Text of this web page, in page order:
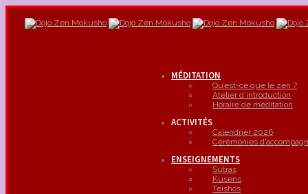
MÉDITATION
Qu’est-ce que le zen ?
Atelier d’introduction
Horaire de méditation
ACTIVITÉS
Calendrier 2026
Cérémonies
ENSEIGNEMENTS
Sutras
Kusens
Teishos